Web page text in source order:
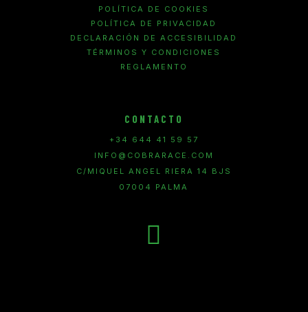
POLÍTICA DE COOKIES
POLÍTICA DE PRIVACIDAD
DECLARACIÓN DE ACCESIBILIDAD
TÉRMINOS Y CONDICIONES
REGLAMENTO
CONTACTO
+34 644 41 59 57
INFO@COBRARACE.COM
C/MIQUEL ANGEL RIERA 14 BJS
07004 PALMA
